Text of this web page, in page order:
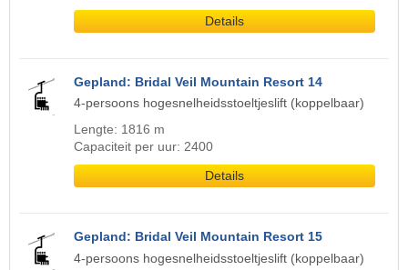
Details
Gepland: Bridal Veil Mountain Resort 14
4-persoons hogesnelheidsstoeltjeslift (koppelbaar)
Lengte: 1816 m
Capaciteit per uur: 2400
Details
Gepland: Bridal Veil Mountain Resort 15
4-persoons hogesnelheidsstoeltjeslift (koppelbaar)